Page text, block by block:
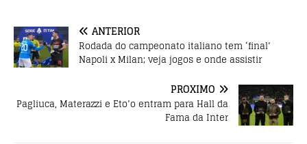
o
k
p
ANTERIOR
Rodada do campeonato italiano tem ‘final’
Napoli x Milan; veja jogos e onde assistir
PRÓXIMO
Pagliuca, Materazzi e Eto’o entram para Hall da
Fama da Inter